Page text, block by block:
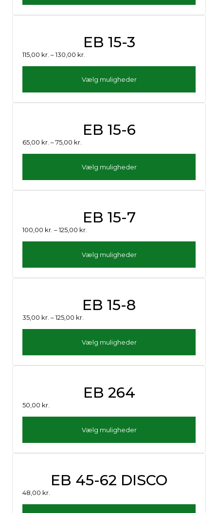
EB 15-3
115,00 kr. –130,00 kr.
Vælg muligheder
EB 15-6
65,00 kr. –75,00 kr.
Vælg muligheder
EB 15-7
100,00 kr. –125,00 kr.
Vælg muligheder
EB 15-8
35,00 kr. –125,00 kr.
Vælg muligheder
EB 264
50,00 kr.
Vælg muligheder
EB 45-62 DISCO
48,00 kr.